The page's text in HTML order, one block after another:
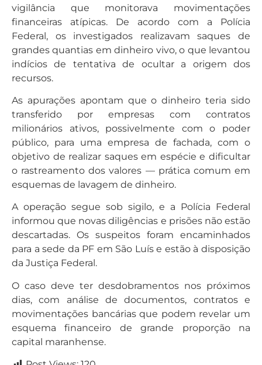
vigilância que monitorava movimentações
financeiras atípicas. De acordo com a Polícia
Federal, os investigados realizavam saques de
grandes quantias em dinheiro vivo, o que levantou
indícios de tentativa de ocultar a origem dos
recursos.
As apurações apontam que o dinheiro teria sido
transferido por empresas com contratos
milionários ativos, possivelmente com o poder
público, para uma empresa de fachada, com o
objetivo de realizar saques em espécie e dificultar
o rastreamento dos valores — prática comum em
esquemas de lavagem de dinheiro.
A operação segue sob sigilo, e a Polícia Federal
informou que novas diligências e prisões não estão
descartadas. Os suspeitos foram encaminhados
para a sede da PF em São Luís e estão à disposição
da Justiça Federal.
O caso deve ter desdobramentos nos próximos
dias, com análise de documentos, contratos e
movimentações bancárias que podem revelar um
esquema financeiro de grande proporção na
capital maranhense.